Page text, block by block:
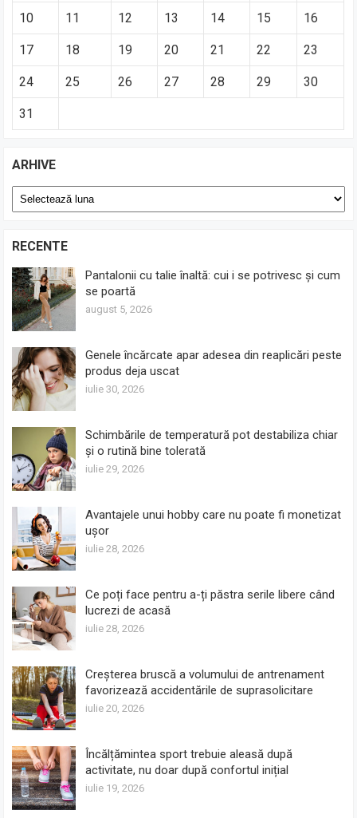
10 11 12 13 14 15 16
17 18 19 20 21 22 23
24 25 26 27 28 29 30
31
ARHIVE
Arhive
RECENTE
Pantalonii cu talie înaltă: cui i se potrivesc și cum
se poartă
august 5, 2026
Genele încărcate apar adesea din reaplicări peste
produs deja uscat
iulie 30, 2026
Schimbările de temperatură pot destabiliza chiar
și o rutină bine tolerată
iulie 29, 2026
Avantajele unui hobby care nu poate fi monetizat
ușor
iulie 28, 2026
Ce poți face pentru a-ți păstra serile libere când
lucrezi de acasă
iulie 28, 2026
Creșterea bruscă a volumului de antrenament
favorizează accidentările de suprasolicitare
iulie 20, 2026
Încălțămintea sport trebuie aleasă după
activitate, nu doar după confortul inițial
iulie 19, 2026